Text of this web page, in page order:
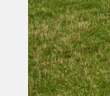
Приграничье
Деньги
Визиты
Выборы
Агроновости
Едим дома
Ищу семью